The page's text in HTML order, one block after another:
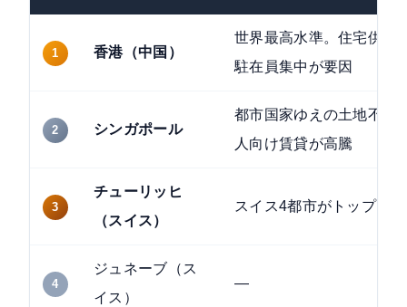
1 香港（中国）
世界最高水準。住宅供給
駐在員集中が要因
2 シンガポール
都市国家ゆえの土地不足
人向け賃貸が高騰
3
チューリッヒ
（スイス）
スイス4都市がトップ10
4
ジュネーブ（ス
イス）
—